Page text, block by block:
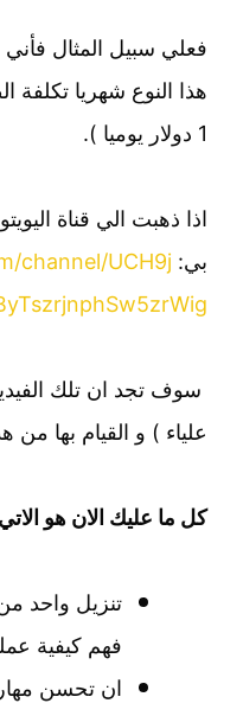
هذا النوع شهريا تكلفة
اذا ذهبت الي قناة
بي: channel/UCH9j
4ByTszrjnphSw5zrWig
سوف تجد ان تلك
علياء ) و القيام بها من هذا
كل ما عليك الان هو الاتي:
تنزيل واحد من
فهم كيفية عمله.
ان تحسن